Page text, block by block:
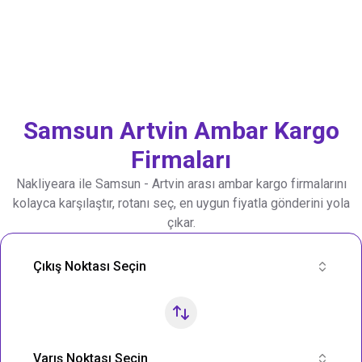
Samsun Artvin Ambar Kargo
Firmaları
Nakliyeara ile Samsun - Artvin arası ambar kargo firmalarını
kolayca karşılaştır, rotanı seç, en uygun fiyatla gönderini yola
çıkar.
Nakliye Rotası Ara
Çıkış Noktası Seçin
Varış Noktası Seçin